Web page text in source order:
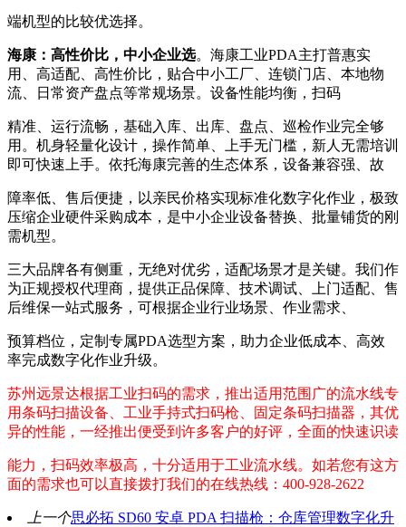
端机型的比较优选择。
海康：高性价比，中小企业选。海康工业PDA主打普惠实
用、高适配、高性价比，贴合中小工厂、连锁门店、本地物
流、日常资产盘点等常规场景。设备性能均衡，扫码
精准、运行流畅，基础入库、出库、盘点、巡检作业完全够
用。机身轻量化设计，操作简单、上手无门槛，新人无需培训
即可快速上手。依托海康完善的生态体系，设备兼容强、故
障率低、售后便捷，以亲民价格实现标准化数字化作业，极致
压缩企业硬件采购成本，是中小企业设备替换、批量铺货的刚
需机型。
三大品牌各有侧重，无绝对优劣，适配场景才是关键。我们作
为正规授权代理商，提供正品保障、技术调试、上门适配、售
后维保一站式服务，可根据企业行业场景、作业需求、
预算档位，定制专属PDA选型方案，助力企业低成本、高效
率完成数字化作业升级。
苏州远景达根据工业扫码的需求，推出适用范围广的流水线专
用条码扫描设备、工业手持式扫码枪、固定条码扫描器，其优
异的性能，一经推出便受到许多客户的好评，全面的快速识读
能力，扫码效率极高，十分适用于工业流水线。如若您有这方
面的需求也可以直接拨打我们的在线热线：400-928-2622
上一个思必拓 SD60 安卓 PDA 扫描枪：仓库管理数字化升